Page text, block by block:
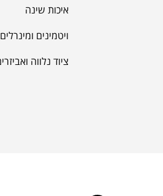
איכות שינה
ויטמינים ומינרלים
ציוד נלווה